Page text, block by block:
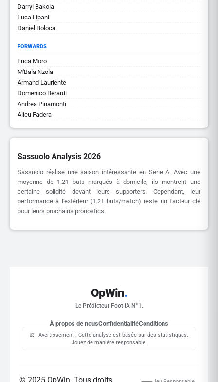
Darryl Bakola
Luca Lipani
Daniel Boloca
FORWARDS
Luca Moro
M'Bala Nzola
Armand Lauriente
Domenico Berardi
Andrea Pinamonti
Alieu Fadera
Sassuolo Analysis 2026
Sassuolo réalise une saison intéressante en Serie A. Avec une
moyenne de 1.21 buts marqués à domicile, ils montrent une
certaine solidité devant leurs supporters. Cependant, leur
performance à l'extérieur (1.21 buts/match) reste un facteur clé
pour leurs prochains pronostics.
OpWin.
Le Prédicteur Foot IA N°1.
À propos de nousConfidentialitéConditions
⚖️
Avertissement : Cette analyse est basée sur des statistiques.
Jouez de manière responsable.
© 2025 OpWin. Tous droits